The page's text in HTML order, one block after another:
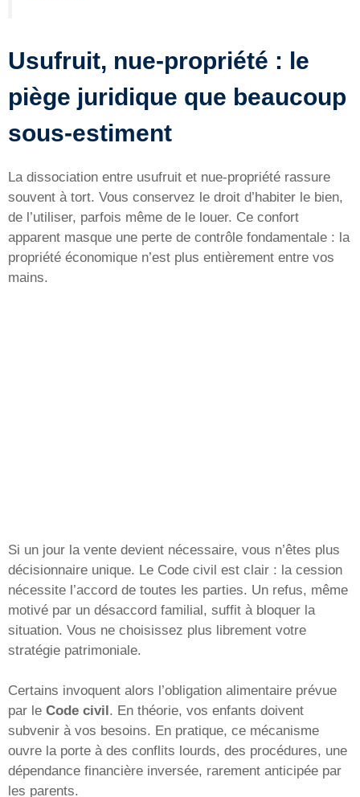
Usufruit, nue-propriété : le
piège juridique que beaucoup
sous-estiment
La dissociation entre usufruit et nue-propriété rassure
souvent à tort. Vous conservez le droit d’habiter le bien,
de l’utiliser, parfois même de le louer. Ce confort
apparent masque une perte de contrôle fondamentale : la
propriété économique n’est plus entièrement entre vos
mains.
Si un jour la vente devient nécessaire, vous n’êtes plus
décisionnaire unique. Le Code civil est clair : la cession
nécessite l’accord de toutes les parties. Un refus, même
motivé par un désaccord familial, suffit à bloquer la
situation. Vous ne choisissez plus librement votre
stratégie patrimoniale.
Certains invoquent alors l’obligation alimentaire prévue
par le Code civil . En théorie, vos enfants doivent
subvenir à vos besoins. En pratique, ce mécanisme
ouvre la porte à des conflits lourds, des procédures, une
dépendance financière inversée, rarement anticipée par
les parents.